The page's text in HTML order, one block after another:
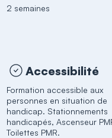
2 semaines
Accessibilité
Formation accessible aux
personnes en situation de
handicap. Stationnements
handicapés, Ascenseur
Toilettes PMR.